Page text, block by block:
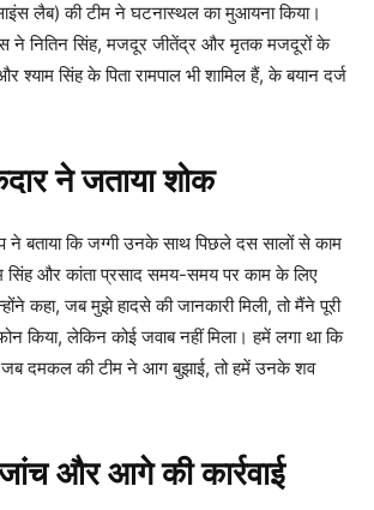
लैब) की टीम ने घटनास्थल का मुआयना किया।
ने नितिन सिंह, मजदूर जीतेंद्र और मृतक मजदूरों के
श्याम सिंह के पिता रामपाल भी शामिल हैं, के बयान दर्ज
ने जताया शोक
ने बताया कि जग्गी उनके साथ पिछले दस सालों से काम
सिंह और कांता प्रसाद समय-समय पर काम के लिए
कहा, जब मुझे हादसे की जानकारी मिली, तो मैंने पूरी
किया, लेकिन कोई जवाब नहीं मिला। हमें लगा था कि
जब दमकल की टीम ने आग बुझाई, तो हमें उनके शव
और आगे की कार्रवाई